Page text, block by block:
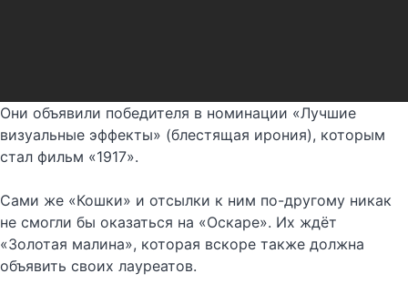
Они объявили победителя в номинации «Лучшие
визуальные эффекты» (блестящая ирония), которым
стал фильм «1917».
Сами же «Кошки» и отсылки к ним по-другому никак
не смогли бы оказаться на «Оскаре». Их ждёт
«Золотая малина», которая вскоре также должна
объявить своих лауреатов.